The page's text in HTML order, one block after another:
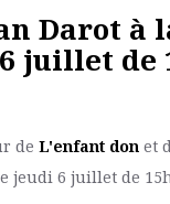
Darot
juillet de
de L'enfant don et
jeudi 6 juillet de